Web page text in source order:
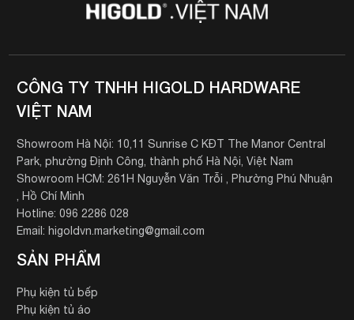
CÔNG TY TNHH HIGOLD HARDWARE
VIỆT NAM
Showroom Hà Nội: 10,11 Sunrise C KĐT The Manor Central
Park, phường Định Công, thành phố Hà Nội, Việt Nam
Showroom HCM: 261H Nguyễn Văn Trỗi , Phường Phú Nhuận
, Hồ Chí Minh
Hotline: 096 2286 028
Email: higoldvn.marketing@gmail.com
SẢN PHẨM
Phụ kiện tủ bếp
Phụ kiện tủ áo